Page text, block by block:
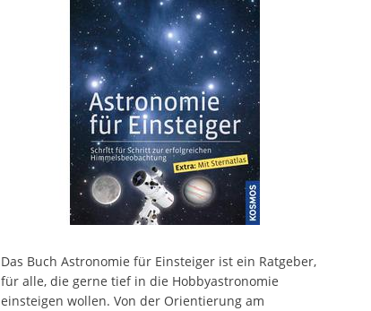
Das Buch Astronomie für Einsteiger ist ein Ratgeber,
für alle, die gerne tief in die Hobbyastronomie
einsteigen wollen. Von der Orientierung am